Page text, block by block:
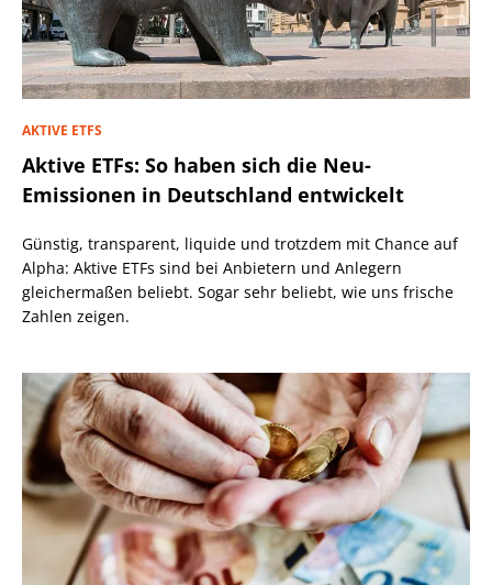
AKTIVE ETFS
Aktive ETFs: So haben sich die Neu-
Emissionen in Deutschland entwickelt
Günstig, transparent, liquide und trotzdem mit Chance auf
Alpha: Aktive ETFs sind bei Anbietern und Anlegern
gleichermaßen beliebt. Sogar sehr beliebt, wie uns frische
Zahlen zeigen.